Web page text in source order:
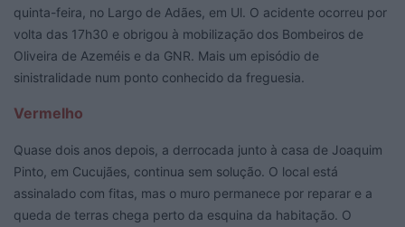
quinta-feira, no Largo de Adães, em Ul. O acidente ocorreu por
volta das 17h30 e obrigou à mobilização dos Bombeiros de
Oliveira de Azeméis e da GNR. Mais um episódio de
sinistralidade num ponto conhecido da freguesia.
Vermelho
Quase dois anos depois, a derrocada junto à casa de Joaquim
Pinto, em Cucujães, continua sem solução. O local está
assinalado com fitas, mas o muro permanece por reparar e a
queda de terras chega perto da esquina da habitação. O